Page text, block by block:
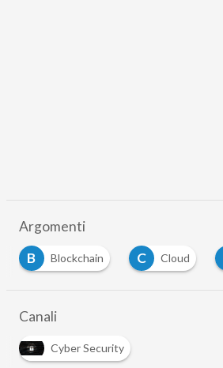
Argomenti
C Cloud C cyber risk
Canali
Cyber Security